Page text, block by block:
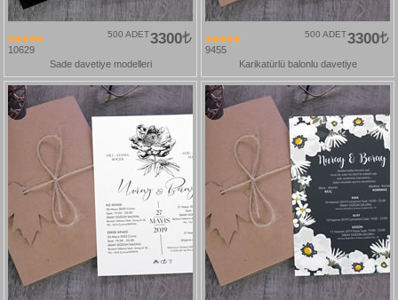
10629
3300
500 ADET
Sade davetiye modelleri
9455
3300
500 ADET
Karikatürlü balonlu davetiye